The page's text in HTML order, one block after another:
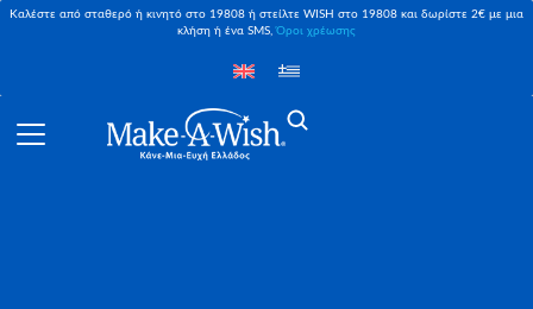
Καλέστε από σταθερό ή κινητό στο 19808 ή στείλτε WISH στο 19808 και δωρίστε 2€ με μια
κλήση ή ένα SMS,Όροι χρέωσης